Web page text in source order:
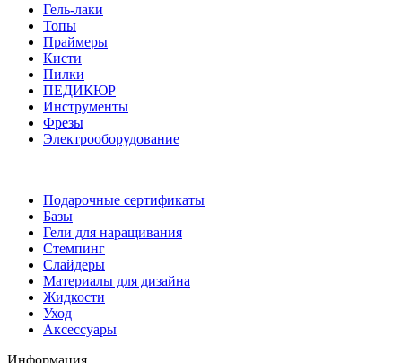
Гель-лаки
Топы
Праймеры
Кисти
Пилки
ПЕДИКЮР
Инструменты
Фрезы
Электрооборудование
Подарочные сертификаты
Базы
Гели для наращивания
Стемпинг
Слайдеры
Материалы для дизайна
Жидкости
Уход
Аксессуары
Информация